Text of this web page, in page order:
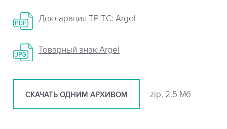
Декларация ТР ТС: Argel
Товарный знак Argel
СКАЧАТЬ ОДНИМ АРХИВОМ zip, 2.5 Мб